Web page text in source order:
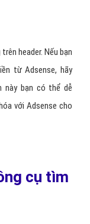
header. Nếu bạn
từ Adsense, hãy
này bạn có thể dễ
với Adsense cho
cụ tìm